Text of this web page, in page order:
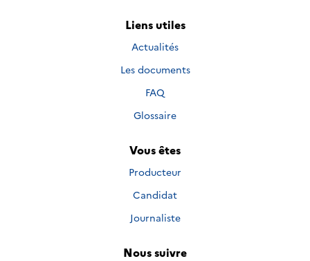
Liens utiles
Actualités
Les documents
FAQ
Glossaire
Vous êtes
Producteur
Candidat
Journaliste
Nous suivre